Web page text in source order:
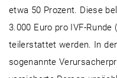
etwa 50 Prozent. Diese
3.000 Euro pro IVF-
teilerstattet werden. In
sogenannte